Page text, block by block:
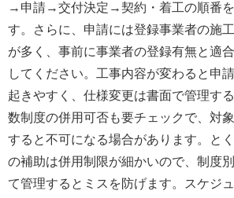
→申請→交付決定→契約・着工の順番
す。さらに、申請には登録事業者の施
が多く、事前に事業者の登録有無と適
してください。工事内容が変わると申
起きやすく、 仕様変更は書面で管理す
数制度の併用可否も要チェックで、対
すると不可になる場合があります。と
の補助は併用制限が細かいので、 制度
て管理するとミスを防げます。スケジ